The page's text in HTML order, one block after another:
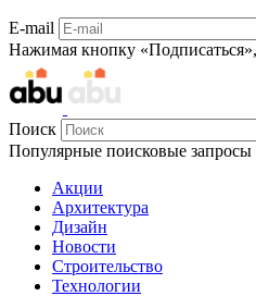
E-mail
Нажимая кнопку
Поиск
Популярные поисковые запросы
Акции
Архитектура
Дизайн
Новости
Строительство
Технологии